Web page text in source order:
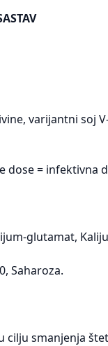
varijantni soj
dose = infektivna
glutamat,
Saharoza.
cilju smanjenja